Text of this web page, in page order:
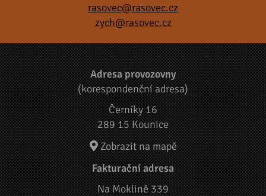
rasovec@rasovec.cz
zych@rasovec.cz
Adresa provozovny
(korespondenční adresa)
Černíky 16
289 15 Kounice
Zobrazit na mapě
Fakturační adresa
Na Moklině 339